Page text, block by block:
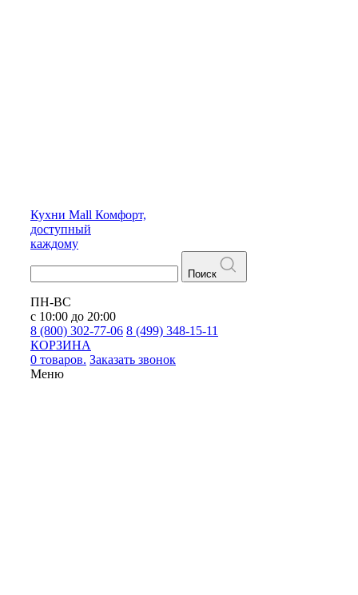
Кухни Mall Комфорт,
доступный
каждому
Поиск
ПН-ВС
с 10:00 до 20:00
8 (800) 302-77-06 8 (499) 348-15-11
КОРЗИНА
0 товаров. Заказать звонок
Меню